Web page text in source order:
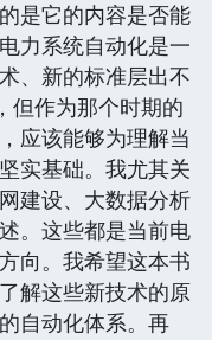
是它的内容是否能
力系统自动化是一
、新的标准层出不
但作为那个时期的
应该能够为理解当
实基础。我尤其关
建设、大数据分析
。这些都是当前电
向。我希望这本书
解这些新技术的原
自动化体系。再